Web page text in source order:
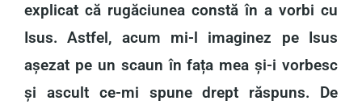
explicat că rugăciunea constă în a vorbi cu
Isus. Astfel, acum mi-l imaginez pe Isus
așezat pe un scaun în fața mea și-i vorbesc
și ascult ce-mi spune drept răspuns. De